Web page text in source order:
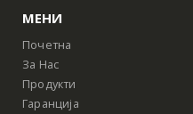
МЕНИ
Почетна
За Нас
Продукти
Гаранција